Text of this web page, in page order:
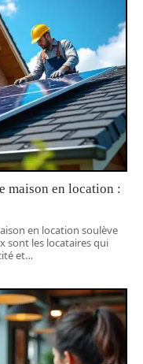
maison en location :
en location soulève
sont les locataires qui
et…